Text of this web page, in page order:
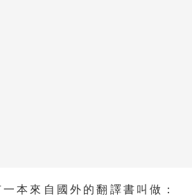
本來自國外的翻譯書叫做：